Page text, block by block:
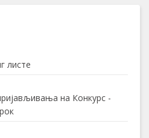
листе
на Конкурс -